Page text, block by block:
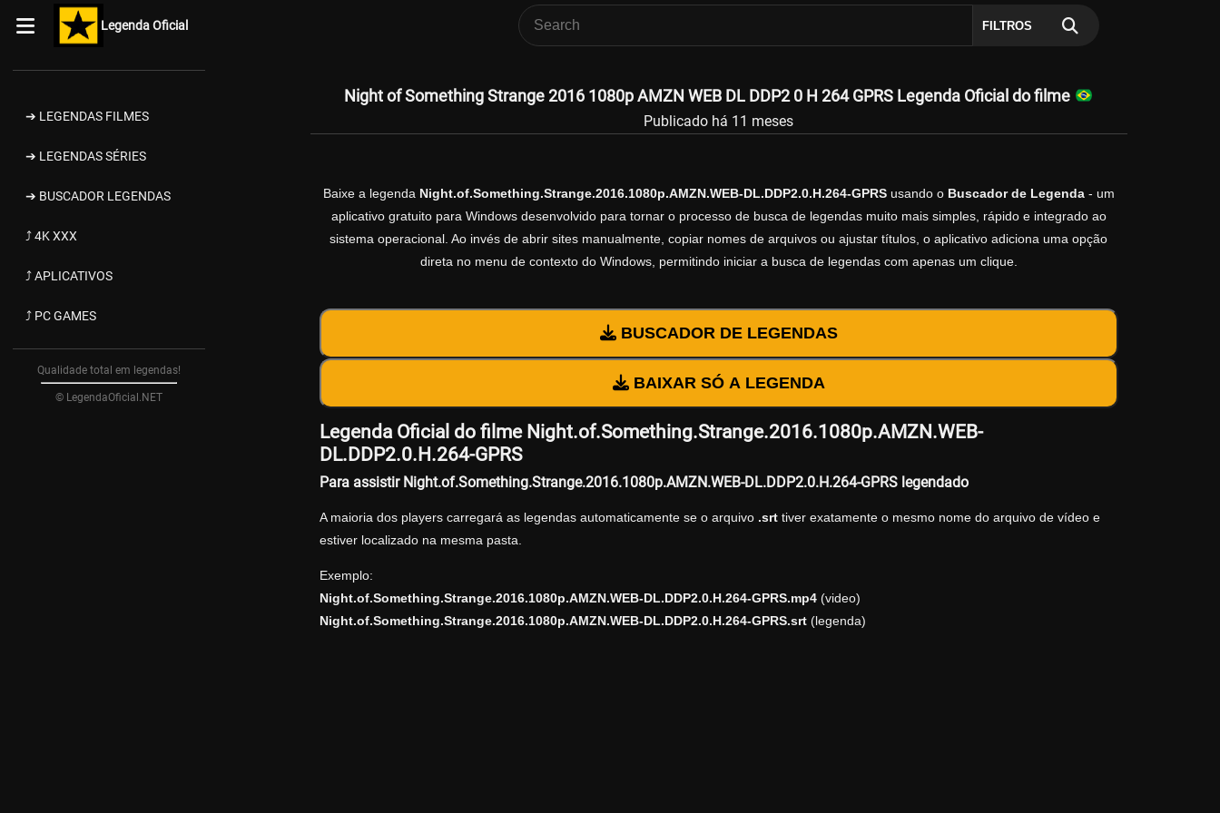
Legenda Oficial FILTROS
➔ LEGENDAS FILMES
➔ LEGENDAS SÉRIES
➔ BUSCADOR LEGENDAS
⤴ 4K XXX
⤴ APLICATIVOS
⤴ PC GAMES
Qualidade total em legendas!
© LegendaOficial.NET
Night of Something Strange 2016 1080p AMZN WEB DL DDP2 0 H 264 GPRS Legenda Oficial do filme
Publicado há 11 meses
Baixe a legenda Night.of.Something.Strange.2016.1080p.AMZN.WEB-DL.DDP2.0.H.264-GPRSusando o Buscador de Legenda- um
aplicativo gratuito para Windows desenvolvido para tornar o processo de busca de legendas muito mais simples, rápido e integrado ao
sistema operacional. Ao invés de abrir sites manualmente, copiar nomes de arquivos ou ajustar títulos, o aplicativo adiciona uma opção
direta no menu de contexto do Windows, permitindo iniciar a busca de legendas com apenas um clique.
BUSCADOR DE LEGENDAS
BAIXAR SÓ A LEGENDA
Legenda Oficial do filme Night.of.Something.Strange.2016.1080p.AMZN.WEB-
DL.DDP2.0.H.264-GPRS
Para assistir Night.of.Something.Strange.2016.1080p.AMZN.WEB-DL.DDP2.0.H.264-GPRS legendado
A maioria dos players carregará as legendas automaticamente se o arquivo .srttiver exatamente o mesmo nome do arquivo de vídeo e
estiver localizado na mesma pasta.
Exemplo:
Night.of.Something.Strange.2016.1080p.AMZN.WEB-DL.DDP2.0.H.264-GPRS.mp4(video)
Night.of.Something.Strange.2016.1080p.AMZN.WEB-DL.DDP2.0.H.264-GPRS.srt(legenda)